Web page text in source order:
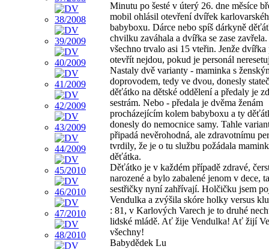
Minutu po šesté v úterý 26. dne měsíce
mobil ohlásil otevření dvířek
babyboxu. Dárce nebo spíš dárkyně
chvilku zaváhala a dvířka se zase
všechno trvalo asi 15 vteřin. Jenže dvířka
otevřít nejdou, pokud je personál
Nastaly dvě varianty - maminka s
doprovodem, tedy ve dvou, donesly
děťátko na dětské oddělení a předaly je
sestrám. Nebo - předala je dvěma ženám
procházejícím kolem babyboxu a ty
donesly do nemocnice samy. Tahle
připadá nevěrohodná, ale zdravotnímu
tvrdily, že je o tu službu požádala
děťátka.
Děťátko je v každém případě zdravé,
narozené a bylo zabalené jenom v dece,
sestřičky nyní zahřívají. Holčičku jsem
Vendulka a zvýšila skóre holky versus
: 81, v Karlových Varech je to druhé
lidské mládě. Ať žije Vendulka! Ať žijí
všechny!
Babydědek Lu